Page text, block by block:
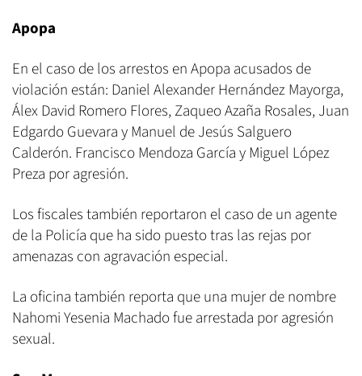
Apopa
En el caso de los arrestos en Apopa acusados de
violación están: Daniel Alexander Hernández Mayorga,
Álex David Romero Flores, Zaqueo Azaña Rosales, Juan
Edgardo Guevara y Manuel de Jesús Salguero
Calderón. Francisco Mendoza García y Miguel López
Preza por agresión.
Los fiscales también reportaron el caso de un agente
de la Policía que ha sido puesto tras las rejas por
amenazas con agravación especial.
La oficina también reporta que una mujer de nombre
Nahomi Yesenia Machado fue arrestada por agresión
sexual.